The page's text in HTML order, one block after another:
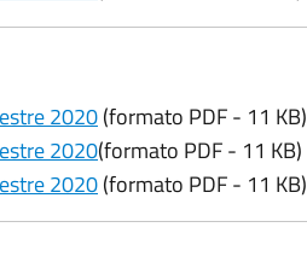
2020(formato PDF - 11 KB)
2020(formato PDF - 11 KB)
2020(formato PDF - 11 KB)